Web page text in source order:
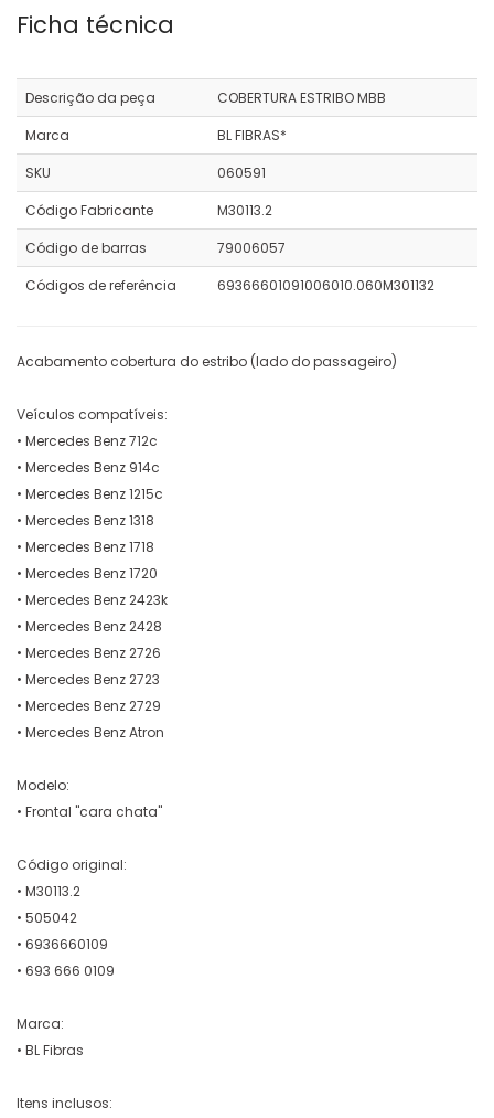
Ficha técnica
Descrição da peça
COBERTURA ESTRIBO MBB
Marca
BL FIBRAS*
SKU
060591
Código Fabricante
M30113.2
Código de barras
79006057
Códigos de referência
69366601091006010.060M301132
Acabamento cobertura do estribo (lado do passageiro)
Veículos compatíveis:
• Mercedes Benz 712c
• Mercedes Benz 914c
• Mercedes Benz 1215c
• Mercedes Benz 1318
• Mercedes Benz 1718
• Mercedes Benz 1720
• Mercedes Benz 2423k
• Mercedes Benz 2428
• Mercedes Benz 2726
• Mercedes Benz 2723
• Mercedes Benz 2729
• Mercedes Benz Atron
Modelo:
• Frontal "cara chata"
Código original:
• M30113.2
• 505042
• 6936660109
• 693 666 0109
Marca:
• BL Fibras
Itens inclusos: